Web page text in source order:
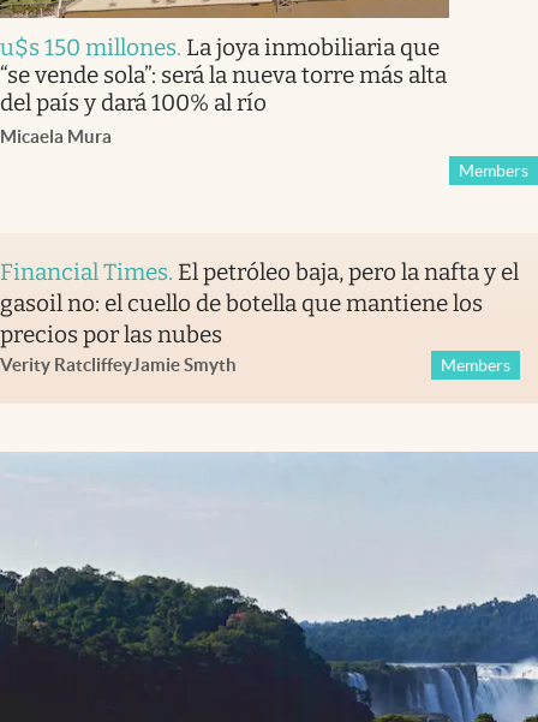
u$s 150 millones. La joya inmobiliaria que
“se vende sola”: será la nueva torre más alta
del país y dará 100% al río
Micaela Mura
Members
Financial Times. El petróleo baja, pero la nafta y el
gasoil no: el cuello de botella que mantiene los
precios por las nubes
Verity RatcliffeyJamie Smyth Members